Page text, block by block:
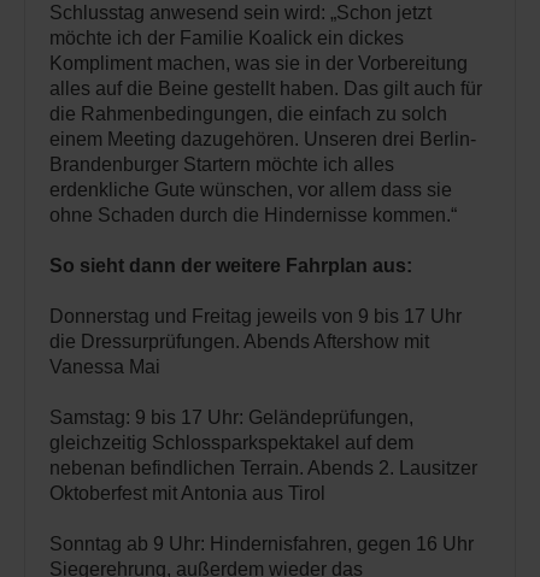
Schlusstag anwesend sein wird: „Schon jetzt
möchte ich der Familie Koalick ein dickes
Kompliment machen, was sie in der Vorbereitung
alles auf die Beine gestellt haben. Das gilt auch für
die Rahmenbedingungen, die einfach zu solch
einem Meeting dazugehören. Unseren drei Berlin-
Brandenburger Startern möchte ich alles
erdenkliche Gute wünschen, vor allem dass sie
ohne Schaden durch die Hindernisse kommen.“
So sieht dann der weitere Fahrplan aus:
Donnerstag und Freitag jeweils von 9 bis 17 Uhr
die Dressurprüfungen. Abends Aftershow mit
Vanessa Mai
Samstag: 9 bis 17 Uhr: Geländeprüfungen,
gleichzeitig Schlossparkspektakel auf dem
nebenan befindlichen Terrain. Abends 2. Lausitzer
Oktoberfest mit Antonia aus Tirol
Sonntag ab 9 Uhr: Hindernisfahren, gegen 16 Uhr
Siegerehrung, außerdem wieder das